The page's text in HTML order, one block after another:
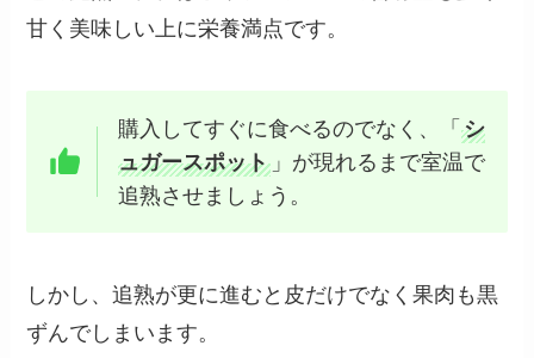
甘く美味しい上に栄養満点です。
購入してすぐに食べるのでなく、「 シ
ュガースポット」が現れるまで室温で
追熟させましょう。
しかし、追熟が更に進むと皮だけでなく果肉も黒
ずんでしまいます。